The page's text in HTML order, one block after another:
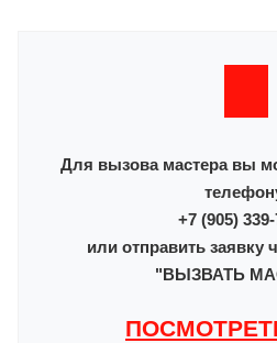
Для вызова мастера вы
+7 (905)
или отправить заявку
"ВЫЗВАТЬ